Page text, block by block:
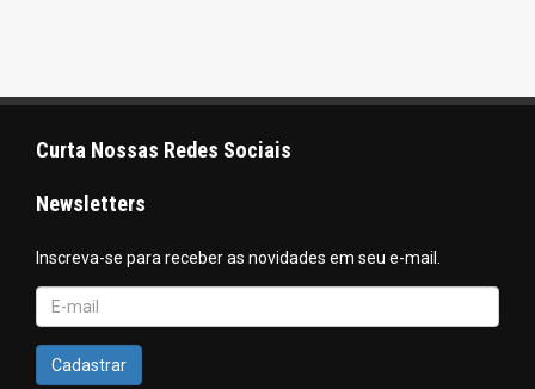
Curta Nossas Redes Sociais
Newsletters
Inscreva-se para receber as novidades em seu e-mail.
Cadastrar